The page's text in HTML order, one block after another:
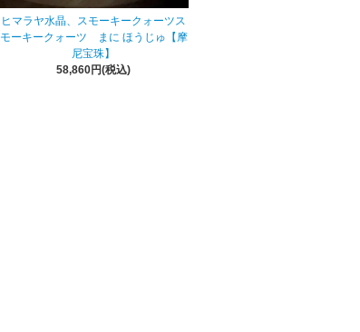
ヒマラヤ水晶、スモーキークォーツス
モーキークォーツ まに ほうじゅ【摩
尼宝珠】
58,860円(税込)